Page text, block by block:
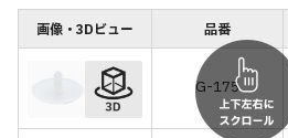
画像・3Dビュー 品番
G-175